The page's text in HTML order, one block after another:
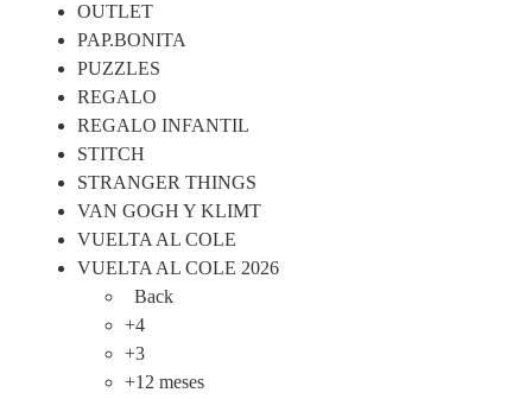
OUTLET
PAP.BONITA
PUZZLES
REGALO
REGALO INFANTIL
STITCH
STRANGER THINGS
VAN GOGH Y KLIMT
VUELTA AL COLE
VUELTA AL COLE 2026
Back
+4
+3
+12 meses